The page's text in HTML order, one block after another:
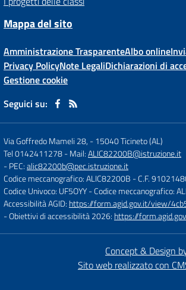
Mappa del sito
Amministrazione TrasparenteAlbo online
Privacy PolicyNote LegaliDichiarazioni di
Gestione cookie
Seguici su:
Via Goffredo Mameli 28, -15040 Ticineto (AL)
Tel 0142411278- Mail:ALIC82200B@istruzione.it
- PEC:alic82200b@pec.istruzione.it
Codice meccanografico: ALIC82200B - C.F.
Codice Univoco: UF5OYY- Codice meccanografico:
Accessibilità AGID: https://form.agid.gov.it/view/
- Obiettivi di accessibilità 2026: https://
Concept & Design
Sito web realizzato con